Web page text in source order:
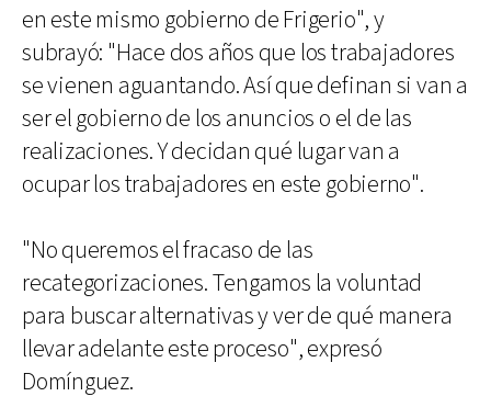
en este mismo gobierno de Frigerio", y
subrayó: "Hace dos años que los trabajadores
se vienen aguantando. Así que definan si van a
ser el gobierno de los anuncios o el de las
realizaciones. Y decidan qué lugar van a
ocupar los trabajadores en este gobierno".
"No queremos el fracaso de las
recategorizaciones. Tengamos la voluntad
para buscar alternativas y ver de qué manera
llevar adelante este proceso", expresó
Domínguez.